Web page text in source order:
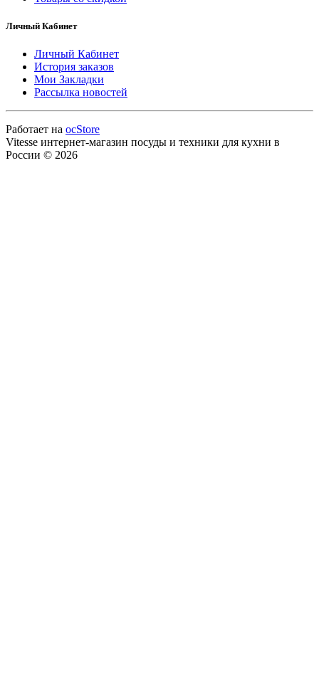
Личный Кабинет
Личный Кабинет
История заказов
Мои Закладки
Рассылка новостей
Работает на ocStore
Vitesse интернет-магазин посуды и техники для кухни в
России © 2026